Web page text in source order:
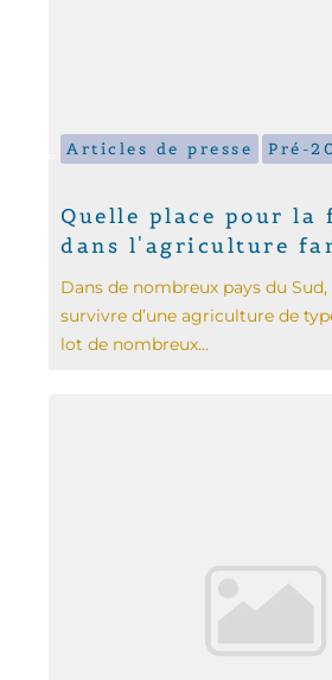
Articles de presse Pré-
Quelle place pour la
dans l'agriculture
Dans de nombreux pays du
survivre d’une agriculture de
lot de nombreux...